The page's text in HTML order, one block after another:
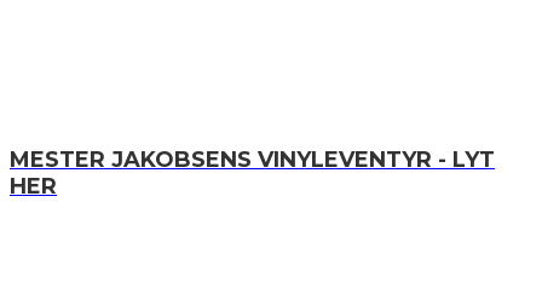
MESTER JAKOBSENS VINYLEVENTYR - LYT
HER